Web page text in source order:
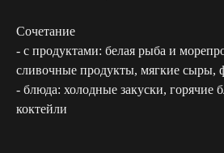
Сочетание
- с продуктами: белая рыба и
сливочные продукты, мягкие сыры,
- блюда: холодные закуски, горячие
коктейли